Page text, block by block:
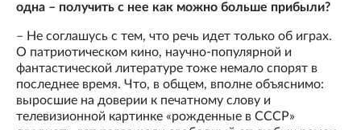
одна – получить с нее как можно больше прибыли?
– Не соглашусь с тем, что речь идет только об играх.
О патриотическом кино, научно-популярной и
фантастической литературе тоже немало спорят в
последнее время. Что, в общем, вполне объяснимо:
выросшие на доверии к печатному слову и
телевизионной картинке «рожденные в СССР»